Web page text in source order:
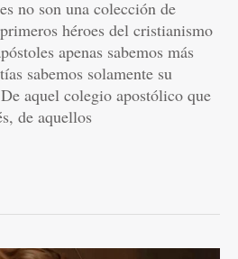
no son una colección de
héroes del cristianismo
apenas sabemos más
sabemos solamente su
aquel colegio apostólico que
de aquellos